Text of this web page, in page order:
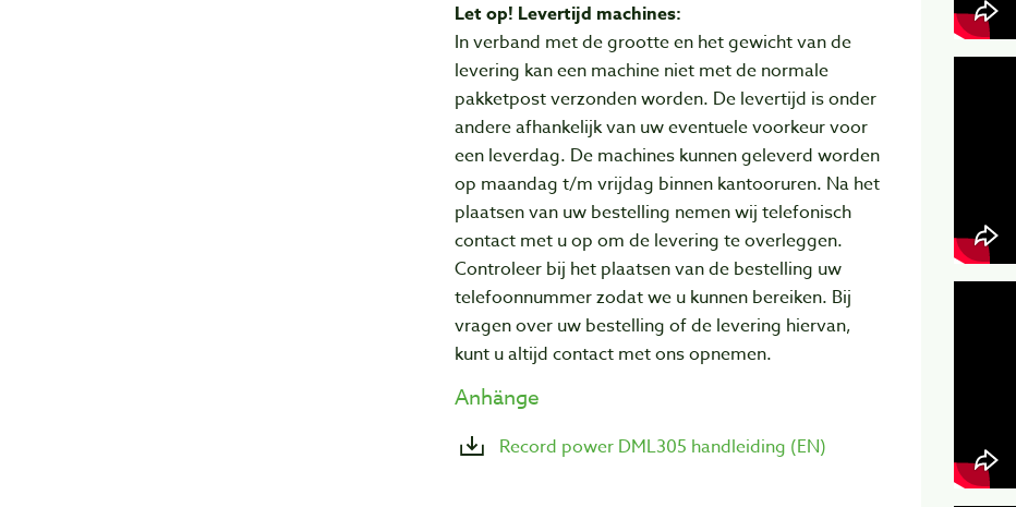
Let op! Levertijd machines:
In verband met de grootte en het gewicht van de
levering kan een machine niet met de normale
pakketpost verzonden worden. De levertijd is onder
andere afhankelijk van uw eventuele voorkeur voor
een leverdag. De machines kunnen geleverd worden
op maandag t/m vrijdag binnen kantooruren. Na het
plaatsen van uw bestelling nemen wij telefonisch
contact met u op om de levering te overleggen.
Controleer bij het plaatsen van de bestelling uw
telefoonnummer zodat we u kunnen bereiken. Bij
vragen over uw bestelling of de levering hiervan,
kunt u altijd contact met ons opnemen.
Anhänge
Record power DML305 handleiding (EN)